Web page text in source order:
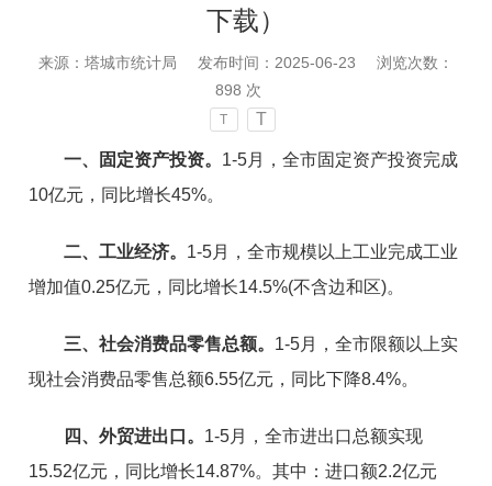
下载）
来源：塔城市统计局 发布时间：2025-06-23
浏览次数：
898 次
T T
一、固定资产投资。 1-5月，全市固定资产投资完成
10亿元，同比增长45%。
二、工业经济。 1-5月，全市规模以上工业完成工业
增加值0.25亿元，同比增长14.5%(不含边和区)。
三、社会消费品零售总额。 1-5月，全市限额以上实
现社会消费品零售总额6.55亿元，同比下降8.4%。
四、外贸进出口。 1-5月，全市进出口总额实现
15.52亿元，同比增长14.87%。其中：进口额2.2亿元